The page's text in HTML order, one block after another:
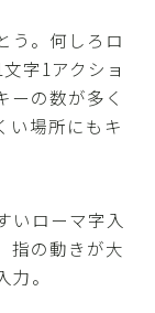
う。何しろロ
字1アクショ
ーの数が多く
い場所にもキ
いローマ字入
指の動きが大
。